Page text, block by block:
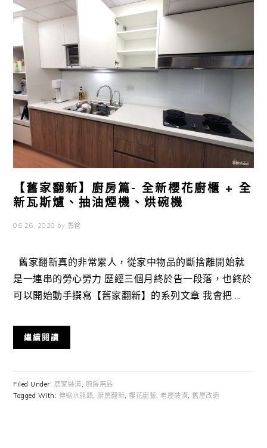
【舊家翻新】廚房篇- 全新櫻花廚櫃 + 全
新瓦斯爐、抽油煙機、烘碗機
06 26, 2020 by 雲爸
舊家翻新真的非常累人，從家中物品的斷捨離開始就
是一連串的勞心勞力 歷經三個月終於告一段落，也終於
可以開始動手撰寫【舊家翻新】的系列文章 我會把 ...
繼續閱讀
Filed Under: 居家裝潢, 廚房用品
Tagged With: 伸縮水龍頭,廚房翻新,櫻花廚藝,老屋裝潢, 舊屋改造